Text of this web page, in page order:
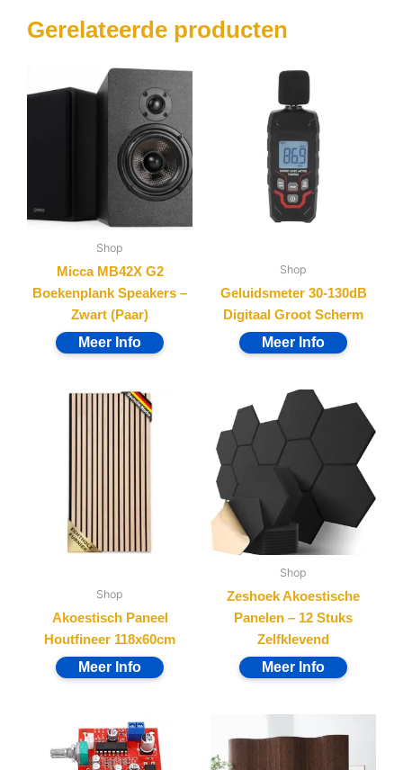
Gerelateerde producten
Shop
Micca MB42X G2
Boekenplank Speakers –
Zwart (Paar)
Shop
Geluidsmeter 30-130dB
Digitaal Groot Scherm
Shop
Akoestisch Paneel
Houtfineer 118x60cm
Shop
Zeshoek Akoestische
Panelen – 12 Stuks
Zelfklevend